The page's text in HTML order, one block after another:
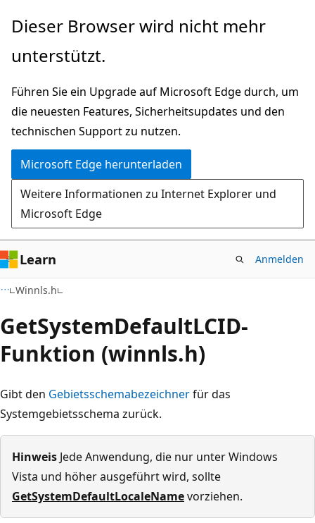
Zu
wechseln
Dieser Browser wird nicht mehr
unterstützt.
Führen Sie ein Upgrade auf Microsoft Edge durch, um
die neuesten Features, Sicherheitsupdates und den
technischen Support zu nutzen.
Microsoft Edge herunterladen
Weitere Informationen zu Internet Explorer und
Microsoft Edge
Learn Anmelden
Winnls.h
GetSystemDefaultLCID-
Funktion (winnls.h)
Gibt den Gebietsschemabezeichnerfür das
Systemgebietsschema zurück.
Hinweis Jede Anwendung, die nur unter Windows
Vista und höher ausgeführt wird, sollte
GetSystemDefaultLocaleNamevorziehen.